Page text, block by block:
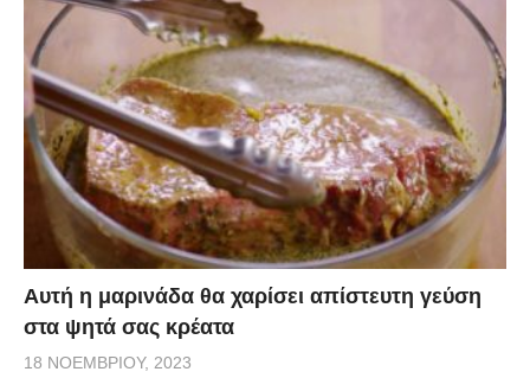
Αυτή η μαρινάδα θα χαρίσει απίστευτη γεύση
στα ψητά σας κρέατα
18 ΝΟΕΜΒΡΊΟΥ, 2023